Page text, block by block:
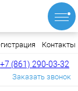
Контакты
+7 (861) 290-03-32
Заказать звонок